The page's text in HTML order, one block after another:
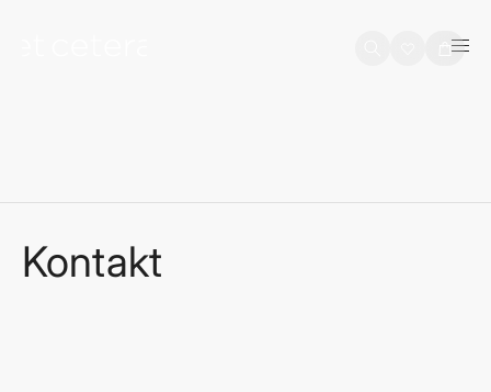
Košarica
Kontakt